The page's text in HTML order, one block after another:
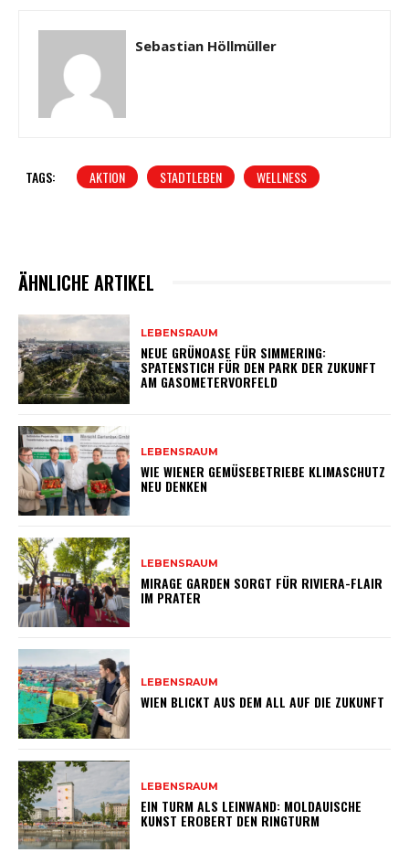
Sebastian Höllmüller
TAGS: AKTION STADTLEBEN WELLNESS
ÄHNLICHE ARTIKEL
LEBENSRAUM
NEUE GRÜNOASE FÜR SIMMERING:
SPATENSTICH FÜR DEN PARK DER ZUKUNFT
AM GASOMETERVORFELD
LEBENSRAUM
WIE WIENER GEMÜSEBETRIEBE KLIMASCHUTZ
NEU DENKEN
LEBENSRAUM
MIRAGE GARDEN SORGT FÜR RIVIERA-FLAIR
IM PRATER
LEBENSRAUM
WIEN BLICKT AUS DEM ALL AUF DIE ZUKUNFT
LEBENSRAUM
EIN TURM ALS LEINWAND: MOLDAUISCHE
KUNST EROBERT DEN RINGTURM